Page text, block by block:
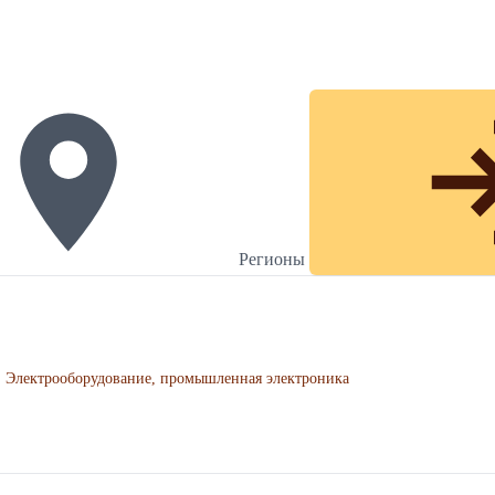
Регионы
Электрооборудование, промышленная электроника